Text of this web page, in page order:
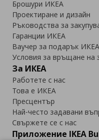
Брошури ИКЕА
Проектиране и дизайн
Ръководства за
Гаранции ИКЕА
Ваучер за подарък ИКЕА
Условия за връщане на
За ИКЕА
Работете с нас
Това е ИКЕА
Пресцентър
Най-често задавани
Свържете се с нас
Приложение IKEA